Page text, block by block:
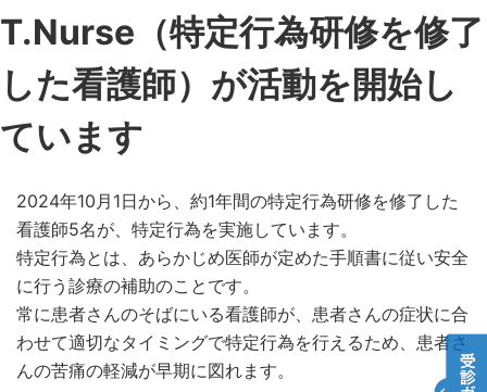
T.Nurse（特定行為研修を修了
した看護師）が活動を開始し
ています
2024年10月1日から、約1年間の特定行為研修を修了した
看護師5名が、特定行為を実施しています。
特定行為とは、あらかじめ医師が定めた手順書に従い安全
に行う診療の補助のことです。
常に患者さんのそばにいる看護師が、患者さんの症状に合
わせて適切なタイミングで特定行為を行えるため、患者さ
んの苦痛の軽減が早期に図れます。